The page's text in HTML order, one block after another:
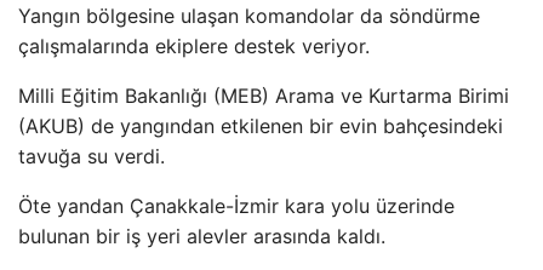
Yangın bölgesine ulaşan komandolar da söndürme
çalışmalarında ekiplere destek veriyor.
Milli Eğitim Bakanlığı (MEB) Arama ve Kurtarma Birimi
(AKUB) de yangından etkilenen bir evin bahçesindeki
tavuğa su verdi.
Öte yandan Çanakkale-İzmir kara yolu üzerinde
bulunan bir iş yeri alevler arasında kaldı.